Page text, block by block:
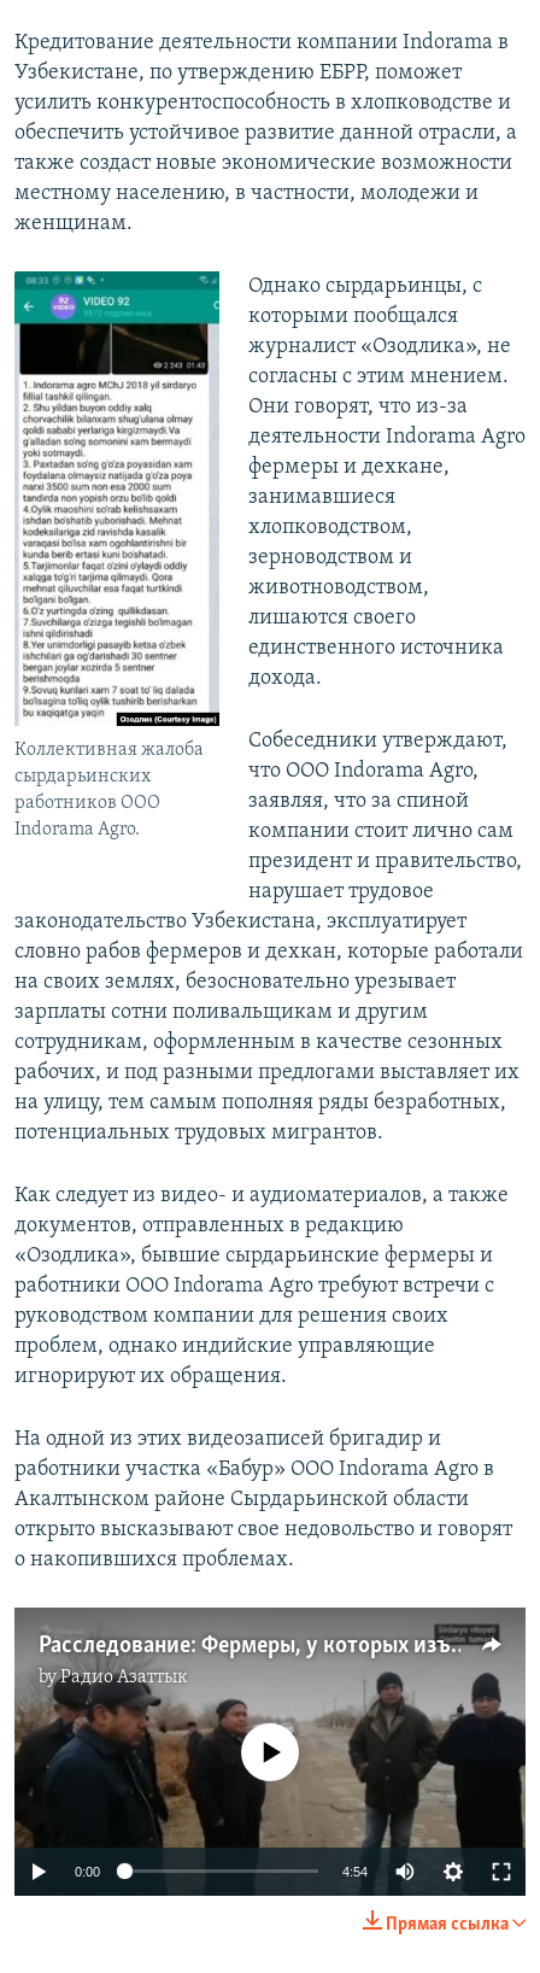
Кредитование деятельности компании Indorama в
Узбекистане, по утверждению ЕБРР, поможет
усилить конкурентоспособность в хлопководстве и
обеспечить устойчивое развитие данной отрасли, а
также создаст новые экономические возможности
местному населению, в частности, молодежи и
женщинам.
Коллективная жалоба
сырдарьинских
работников ООО
Indorama Agro.
Однако сырдарьинцы, с
которыми пообщался
журналист «Озодлика», не
согласны с этим мнением.
Они говорят, что из-за
деятельности Indorama Agro
фермеры и дехкане,
занимавшиеся
хлопководством,
зерноводством и
животноводством,
лишаются своего
единственного источника
дохода.
Собеседники утверждают,
что ООО Indorama Agro,
заявляя, что за спиной
компании стоит лично сам
президент и правительство,
нарушает трудовое
законодательство Узбекистана, эксплуатирует
словно рабов фермеров и дехкан, которые работали
на своих землях, безосновательно урезывает
зарплаты сотни поливальщикам и другим
сотрудникам, оформленным в качестве сезонных
рабочих, и под разными предлогами выставляет их
на улицу, тем самым пополняя ряды безработных,
потенциальных трудовых мигрантов.
Как следует из видео- и аудиоматериалов, а также
документов, отправленных в редакцию
«Озодлика», бывшие сырдарьинские фермеры и
работники ООО Indorama Agro требуют встречи с
руководством компании для решения своих
проблем, однако индийские управляющие
игнорируют их обращения.
На одной из этих видеозаписей бригадир и
работники участка «Бабур» ООО Indorama Agro в
Акалтынском районе Сырдарьинской области
открыто высказывают свое недовольство и говорят
о накопившихся проблемах.
Расследование: Фермеры, у которых изъяли земли, и «эксплуатируемые словно рабы» узбеки. Является ли Indorama Agro «образцовым инвестором?»
byРадио Азаттык
No media source currently available
0:00 4:54
Прямая ссылка